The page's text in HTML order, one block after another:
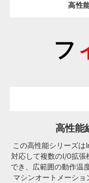
高性
高性能
この高性能シリーズは
対応して複数のI/O拡張
でき、広範囲の動作温
マシンオートメーショ